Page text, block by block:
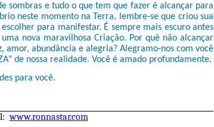
sombras e tudo o que tem que fazer é alcançar para
neste momento na Terra, lembre-se que criou sua
para manifestar. É sempre mais escuro antes
nova maravilhosa Criação. Por quê não alcançar
amor, abundância e alegria? Alegramo-nos com você
de nossa realidade. Você é amado profundamente.
para você.
www.ronnastar.com